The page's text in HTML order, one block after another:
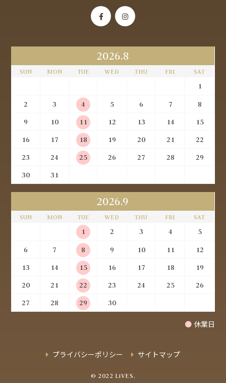
2026.8
SUN MON TUE WED THU FRI SAT
1
2
3 4 5 6 7
8
9
10 11 12 13 14
15
16
17 18 19 20 21
22
23
24 25 26 27 28
29
30
31
2026.9
SUN MON TUE WED THU FRI SAT
1 2 3 4
5
6
7 8 9 10 11
12
13
14 15 16 17 18
19
20
21 22 23 24 25
26
27
28 29 30
● 休業日
プライバシーポリシー サイトマップ
© 2022 LiVES.